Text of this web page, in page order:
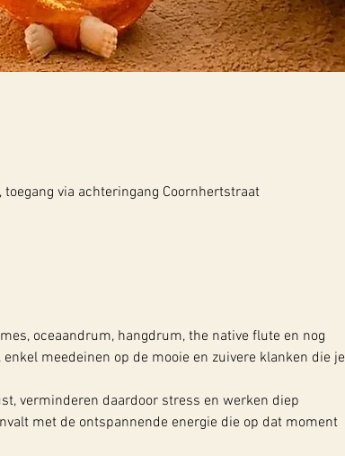
via achteringang Coornhertstraat
oceaandrum, hangdrum, the native flute en nog
meedeinen op de mooie en zuivere klanken die je
verminderen daardoor stress en werken diep
met de ontspannende energie die op dat moment